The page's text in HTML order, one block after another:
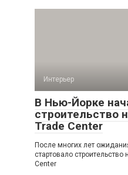
Интерьер
В Нью-Йорке
строительство
Trade Center
После многих лет
стартовало
Center